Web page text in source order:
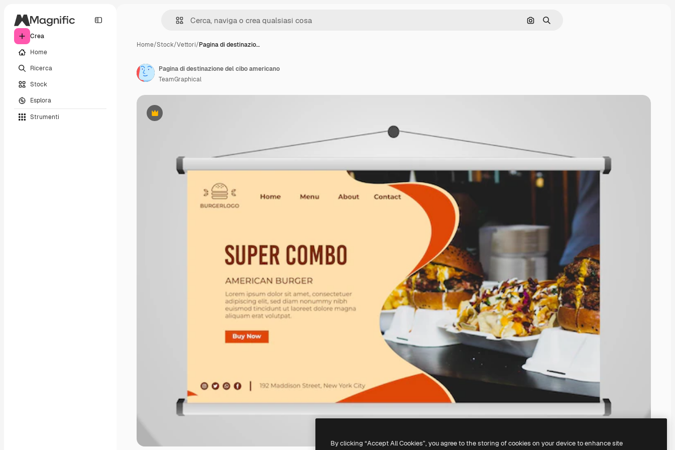
Crea
Home
Ricerca
Stock
Esplora
Strumenti
Cerca per immagine
Ricerca
Home/Stock/Vettori/Pagina di destinazio…
Premium
Pagina di destinazione del cibo americano
TeamGraphical
By clicking “Accept All Cookies”, you agree to the storing of cookies on your device to enhance site